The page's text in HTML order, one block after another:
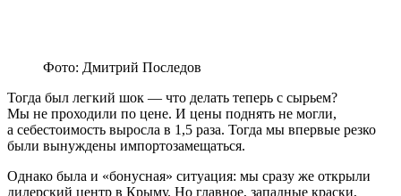
Фото: Дмитрий Последов
Тогда был легкий шок — что делать теперь с сырьем?
Мы не проходили по цене. И цены поднять не могли,
а себестоимость выросла в 1,5 раза. Тогда мы впервые резко
были вынуждены импортозамещаться.
Однако была и «бонусная» ситуация: мы сразу же открыли
дилерский центр в Крыму. Но главное, западные краски,